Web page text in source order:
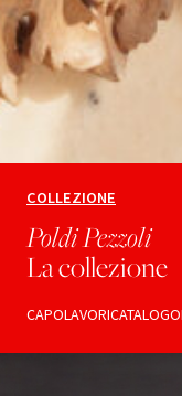
COLLEZIONE
Poldi Pezzoli
La collezione
CAPOLAVORICATALOGO